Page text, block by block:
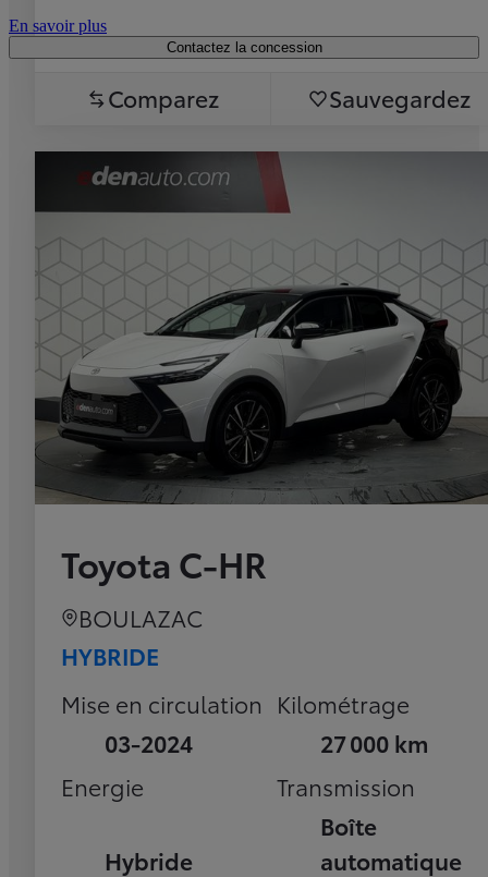
En savoir plus
Contactez la concession
Comparez Sauvegardez
Toyota C-HR
BOULAZAC
HYBRIDE
Mise en circulation
03-2024
Kilométrage
27 000 km
Energie
Hybride
Transmission
Boîte
automatique